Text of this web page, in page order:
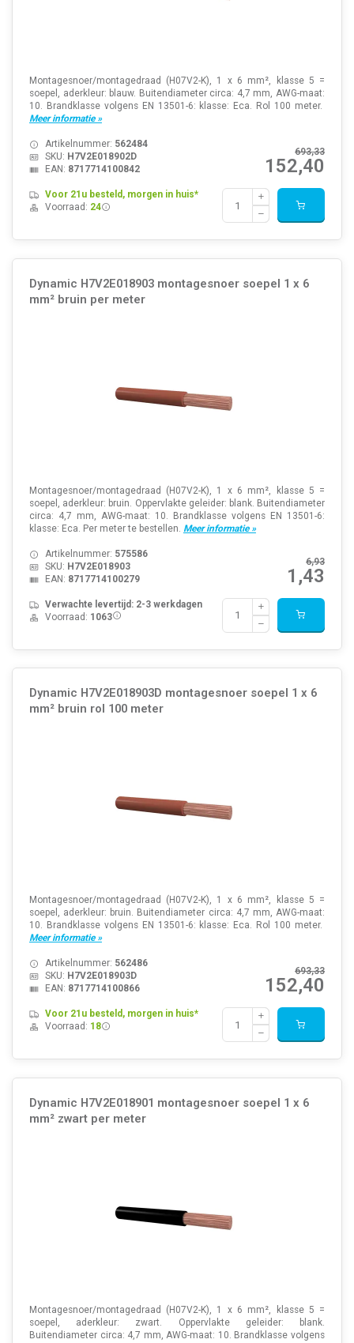
Montagesnoer/montagedraad (H07V2-K), 1 x 6 mm², klasse 5 =
soepel, aderkleur: blauw. Buitendiameter circa: 4,7 mm, AWG-maat:
10. Brandklasse volgens EN 13501-6: klasse: Eca. Rol 100 meter.
Meer informatie »
693,33
152,40
Artikelnummer: 562484
SKU: H7V2E018902D
EAN: 8717714100842
Voor 21u besteld, morgen in huis*
Voorraad: 24
Dynamic H7V2E018903 montagesnoer soepel 1 x 6
mm² bruin per meter
Montagesnoer/montagedraad (H07V2-K), 1 x 6 mm², klasse 5 =
soepel, aderkleur: bruin. Oppervlakte geleider: blank. Buitendiameter
circa: 4,7 mm, AWG-maat: 10. Brandklasse volgens EN 13501-6:
klasse: Eca. Per meter te bestellen. Meer informatie »
6,93
1,43
Artikelnummer: 575586
SKU: H7V2E018903
EAN: 8717714100279
Verwachte levertijd: 2-3 werkdagen
Voorraad: 1063
Dynamic H7V2E018903D montagesnoer soepel 1 x 6
mm² bruin rol 100 meter
Montagesnoer/montagedraad (H07V2-K), 1 x 6 mm², klasse 5 =
soepel, aderkleur: bruin. Buitendiameter circa: 4,7 mm, AWG-maat:
10. Brandklasse volgens EN 13501-6: klasse: Eca. Rol 100 meter.
Meer informatie »
693,33
152,40
Artikelnummer: 562486
SKU: H7V2E018903D
EAN: 8717714100866
Voor 21u besteld, morgen in huis*
Voorraad: 18
Dynamic H7V2E018901 montagesnoer soepel 1 x 6
mm² zwart per meter
Montagesnoer/montagedraad (H07V2-K), 1 x 6 mm², klasse 5 =
soepel, aderkleur: zwart. Oppervlakte geleider: blank.
Buitendiameter circa: 4,7 mm, AWG-maat: 10. Brandklasse volgens